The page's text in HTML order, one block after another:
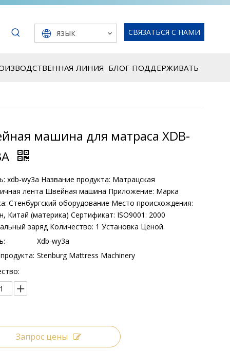
язык СВЯЗАТЬСЯ С НАМИ
ЛИНИЯ БЛОГ ПОДДЕРЖИВАТЬ
машина для матраса XDB-
xdb-wy3a Название продукта: Матрацская
лента Швейная машина Приложение: Марка
Стенбургский оборудование Место происхождения:
Китай (материка) Сертификат: ISO9001: 2000
заряд Количество: 1 Установка Ценой.
Xdb-wy3a
Stenburg Mattress Machinery
Запрос цены